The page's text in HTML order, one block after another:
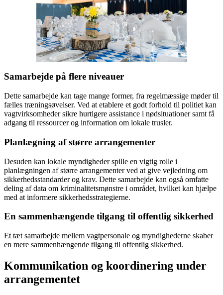
Samarbejde på flere niveauer
Dette samarbejde kan tage mange former, fra regelmæssige møder til
fælles træningsøvelser. Ved at etablere et godt forhold til politiet kan
vagtvirksomheder sikre hurtigere assistance i nødsituationer samt få
adgang til ressourcer og information om lokale trusler.
Planlægning af større arrangementer
Desuden kan lokale myndigheder spille en vigtig rolle i
planlægningen af større arrangementer ved at give vejledning om
sikkerhedsstandarder og krav. Dette samarbejde kan også omfatte
deling af data om kriminalitetsmønstre i området, hvilket kan hjælpe
med at informere sikkerhedsstrategierne.
En sammenhængende tilgang til offentlig sikkerhed
Et tæt samarbejde mellem vagtpersonale og myndighederne skaber
en mere sammenhængende tilgang til offentlig sikkerhed.
Kommunikation og koordinering under
arrangementet